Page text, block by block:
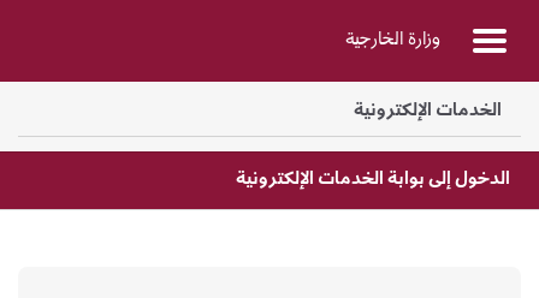
Skip to Main Contentوزارة الخارجية
الخدمات الإلكترونية
الدخول إلى بوابة الخدمات الإلكترونية